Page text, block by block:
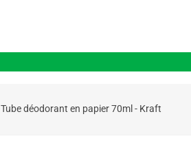
Tube déodorant en papier 70ml - Kraft